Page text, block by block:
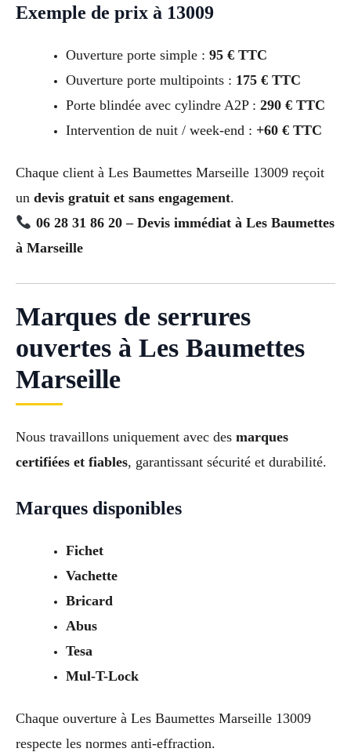
Exemple de prix à 13009
Ouverture porte simple : 95 € TTC
Ouverture porte multipoints : 175 € TTC
Porte blindée avec cylindre A2P : 290 € TTC
Intervention de nuit / week-end : +60 € TTC
Chaque client à Les Baumettes Marseille 13009 reçoit
un devis gratuit et sans engagement.
06 28 31 86 20 – Devis immédiat à Les Baumettes
à Marseille
Marques de serrures
ouvertes à Les Baumettes
Marseille
Nous travaillons uniquement avec des marques
certifiées et fiables, garantissant sécurité et durabilité.
Marques disponibles
Fichet
Vachette
Bricard
Abus
Tesa
Mul-T-Lock
Chaque ouverture à Les Baumettes Marseille 13009
respecte les normes anti-effraction.